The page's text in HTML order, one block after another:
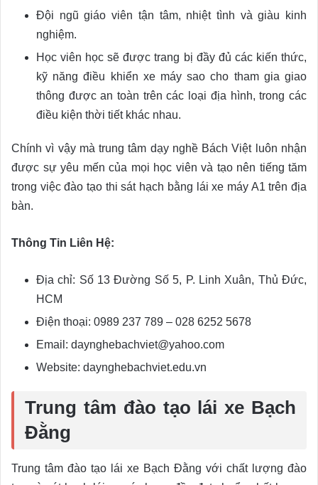
Đội ngũ giáo viên tận tâm, nhiệt tình và giàu kinh
nghiệm.
Học viên học sẽ được trang bị đầy đủ các kiến thức,
kỹ năng điều khiển xe máy sao cho tham gia giao
thông được an toàn trên các loại địa hình, trong các
điều kiện thời tiết khác nhau.
Chính vì vậy mà trung tâm dạy nghề Bách Việt luôn nhận
được sự yêu mến của mọi học viên và tạo nên tiếng tăm
trong việc đào tạo thi sát hạch bằng lái xe máy A1 trên địa
bàn.
Thông Tin Liên Hệ:
Địa chỉ: Số 13 Đường Số 5, P. Linh Xuân, Thủ Đức,
HCM
Điện thoại: 0989 237 789 – 028 6252 5678
Email: daynghebachviet@yahoo.com
Website: daynghebachviet.edu.vn
Trung tâm đào tạo lái xe Bạch
Đằng
Trung tâm đào tạo lái xe Bạch Đằng với chất lượng đào